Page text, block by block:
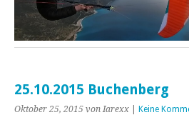
25.10.2015 Buchenberg
Oktober 25, 2015 von Iarexx Keine